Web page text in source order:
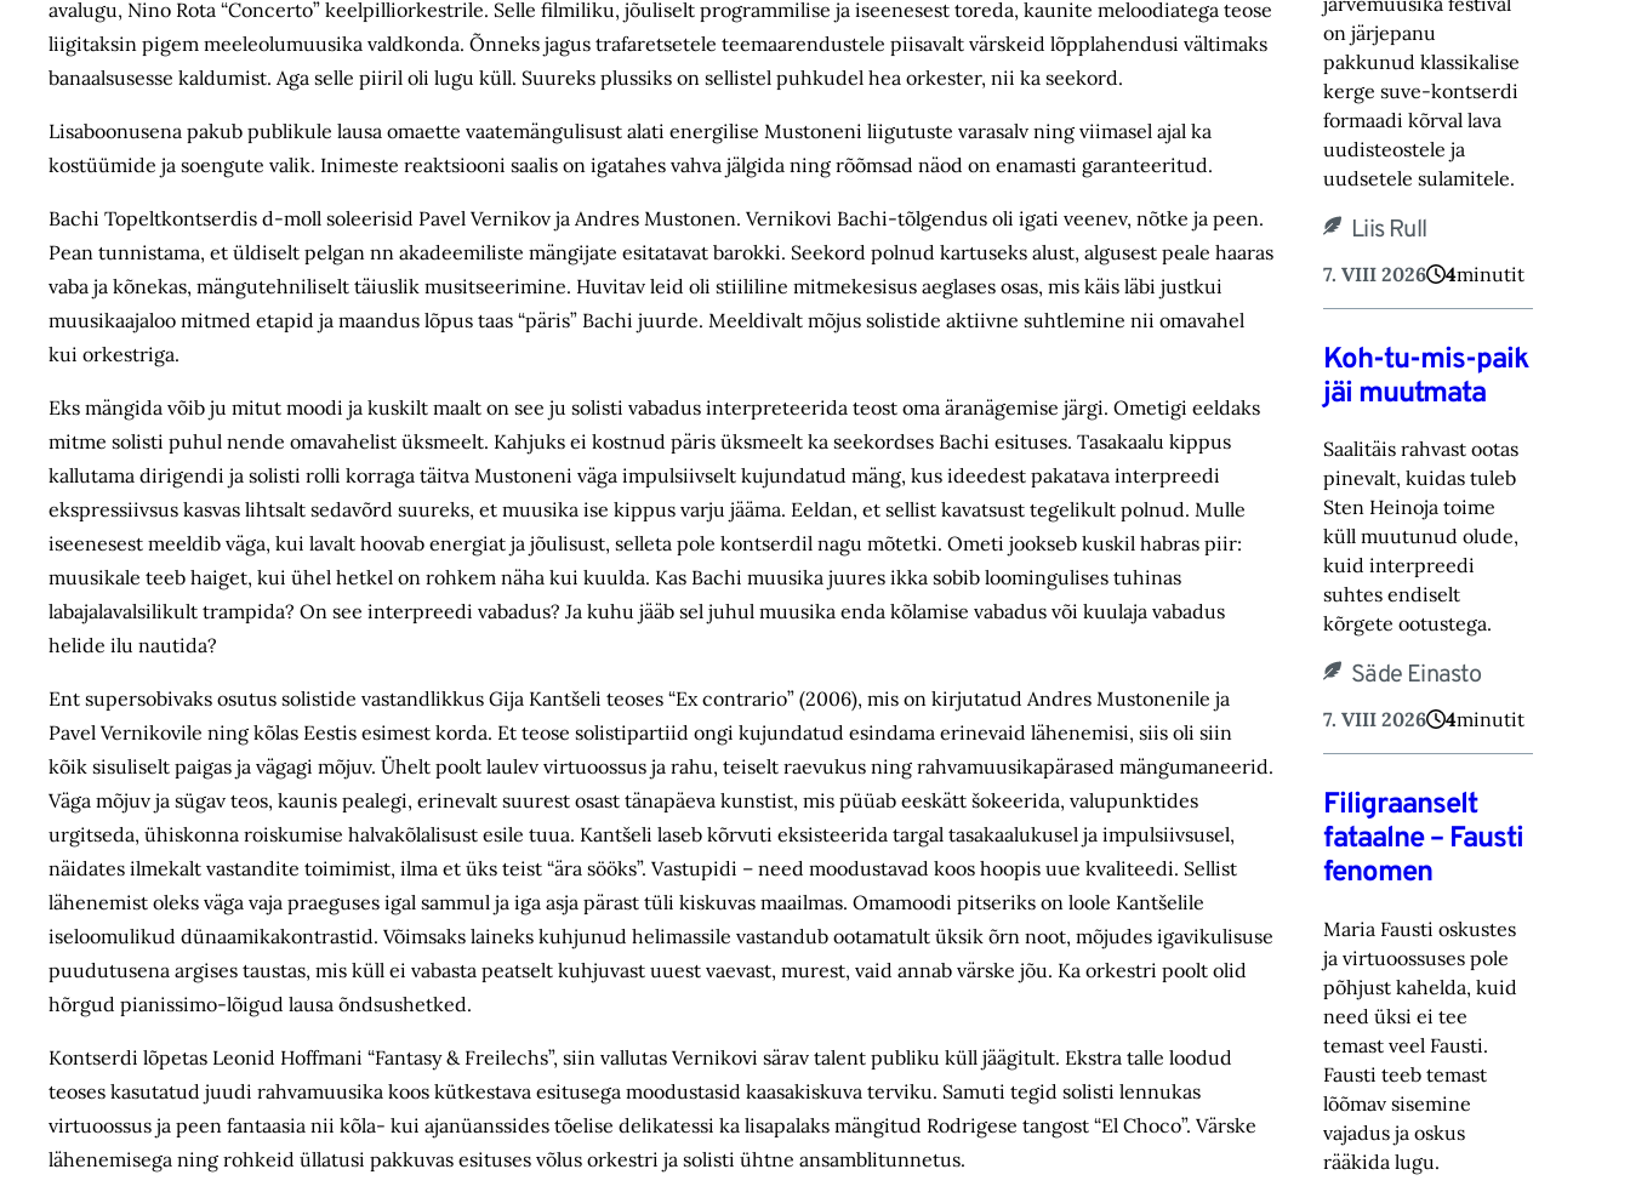
avalugu, Nino Rota “Concerto” keelpilliorkestrile. Selle filmiliku, jõuliselt programmilise ja iseenesest toreda, kaunite meloodiatega teose
liigitaksin pigem meeleolumuusika valdkonda. Õnneks jagus trafaretsetele teemaarendustele piisavalt värskeid lõpplahendusi vältimaks
banaalsusesse kaldumist. Aga selle piiril oli lugu küll. Suureks plussiks on sellistel puhkudel hea orkester, nii ka seekord.
Lisaboonusena pakub publikule lausa omaette vaatemängulisust alati energilise Mustoneni liigutuste varasalv ning viimasel ajal ka
kostüümide ja soengute valik. Inimeste reaktsiooni saalis on igatahes vahva jälgida ning rõõmsad näod on enamasti garanteeritud.
Bachi Topeltkontserdis d-moll soleerisid Pavel Vernikov ja Andres Mustonen. Vernikovi Bachi-tõlgendus oli igati veenev, nõtke ja peen.
Pean tunnistama, et üldiselt pelgan nn akadeemiliste mängijate esitatavat barokki. Seekord polnud kartuseks alust, algusest peale haaras
vaba ja kõnekas, mängutehniliselt täiuslik musitseerimine. Huvitav leid oli stiililine mitmekesisus aeglases osas, mis käis läbi justkui
muusikaajaloo mitmed etapid ja maandus lõpus taas “päris” Bachi juurde. Meeldivalt mõjus solistide aktiivne suhtlemine nii omavahel
kui orkestriga.
Eks mängida võib ju mitut moodi ja kuskilt maalt on see ju solisti vabadus interpreteerida teost oma äranägemise järgi. Ometigi eeldaks
mitme solisti puhul nende omavahelist üksmeelt. Kahjuks ei kostnud päris üksmeelt ka seekordses Bachi esituses. Tasakaalu kippus
kallutama dirigendi ja solisti rolli korraga täitva Mustoneni väga impulsiivselt kujundatud mäng, kus ideedest pakatava interpreedi
ekspressiivsus kasvas lihtsalt sedavõrd suureks, et muusika ise kippus varju jääma. Eeldan, et sellist kavatsust tegelikult polnud. Mulle
iseenesest meeldib väga, kui lavalt hoovab energiat ja jõulisust, selleta pole kontserdil nagu mõtetki. Ometi jookseb kuskil habras piir:
muusikale teeb haiget, kui ühel hetkel on rohkem näha kui kuulda. Kas Bachi muusika juures ikka sobib loomingulises tuhinas
labajalavalsilikult trampida? On see interpreedi vabadus? Ja kuhu jääb sel juhul muusika enda kõlamise vabadus või kuulaja vabadus
helide ilu nautida?
Ent supersobivaks osutus solistide vastandlikkus Gija Kantšeli teoses “Ex contrario” (2006), mis on kirjutatud Andres Mustonenile ja
Pavel Vernikovile ning kõlas Eestis esimest korda. Et teose solistipartiid ongi kujundatud esindama erinevaid lähenemisi, siis oli siin
kõik sisuliselt paigas ja vägagi mõjuv. Ühelt poolt laulev virtuoossus ja rahu, teiselt raevukus ning rahvamuusikapärased mängumaneerid.
Väga mõjuv ja sügav teos, kaunis pealegi, erinevalt suurest osast tänapäeva kunstist, mis püüab eeskätt šokeerida, valupunktides
urgitseda, ühiskonna roiskumise halvakõlalisust esile tuua. Kantšeli laseb kõrvuti eksisteerida targal tasakaalukusel ja impulsiivsusel,
näidates ilmekalt vastandite toimimist, ilma et üks teist “ära sööks”. Vastupidi – need moodustavad koos hoopis uue kvaliteedi. Sellist
lähenemist oleks väga vaja praeguses igal sammul ja iga asja pärast tüli kiskuvas maailmas. Omamoodi pitseriks on loole Kantšelile
iseloomulikud dünaamikakontrastid. Võimsaks laineks kuhjunud helimassile vastandub ootamatult üksik õrn noot, mõjudes igavikulisuse
puudutusena argises taustas, mis küll ei vabasta peatselt kuhjuvast uuest vaevast, murest, vaid annab värske jõu. Ka orkestri poolt olid
hõrgud pianissimo-lõigud lausa õndsushetked.
Kontserdi lõpetas Leonid Hoffmani “Fantasy & Freilechs”, siin vallutas Vernikovi särav talent publiku küll jäägitult. Ekstra talle loodud
teoses kasutatud juudi rahvamuusika koos kütkestava esitusega moodustasid kaasakiskuva terviku. Samuti tegid solisti lennukas
virtuoossus ja peen fantaasia nii kõla- kui ajanüanssides tõelise delikatessi ka lisapalaks mängitud Rodrigese tangost “El Choco”. Värske
lähenemisega ning rohkeid üllatusi pakkuvas esituses võlus orkestri ja solisti ühtne ansamblitunnetus.
on järjepanu
pakkunud klassikalise
kerge suve-‎kontserdi
formaadi kõrval lava
uudisteostele ja
uudsetele sulamitele.‎
Liis Rull
7. VIII 2026 4minutit
Koh-tu-mis-paik
jäi muutmata
Saalitäis rahvast ootas
pinevalt, kuidas tuleb
Sten Heinoja toime
küll muutunud olude,
kuid ‎interpreedi
suhtes endiselt
kõrgete ootustega.‎
Säde Einasto
7. VIII 2026 4minutit
Filigraanselt
fataalne – Fausti
fenomen
Maria Fausti oskustes
ja virtuoossuses pole
põhjust kahelda, kuid
need üksi ei tee
temast ‎veel Fausti.
Fausti teeb temast
lõõmav sisemine
vajadus ja oskus
rääkida lugu.‎